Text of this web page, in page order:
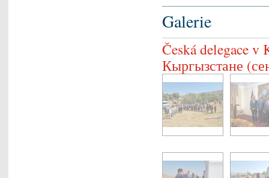
Galerie
Česká delegace
Кыргызстане